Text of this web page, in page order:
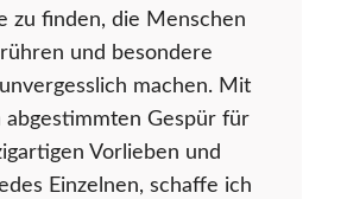
zu finden, die Menschen
und besondere
machen. Mit
abgestimmten Gespür für
Vorlieben und
Einzelnen, schaffe ich